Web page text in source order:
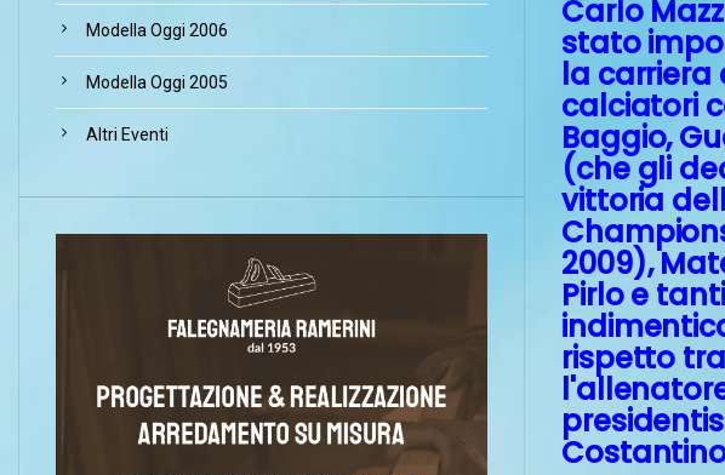
Carlo
stato
la carriera
calciatori
Baggio,
(che gli
vittoria
2009),
Pirlo e
rispetto tra
Costantino
Modella Oggi 2006
Modella Oggi 2005
Altri Eventi